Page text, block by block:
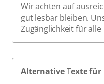
Wir achten auf
gut lesbar bleiben.
Zugänglichkeit für
Alternative Texte für